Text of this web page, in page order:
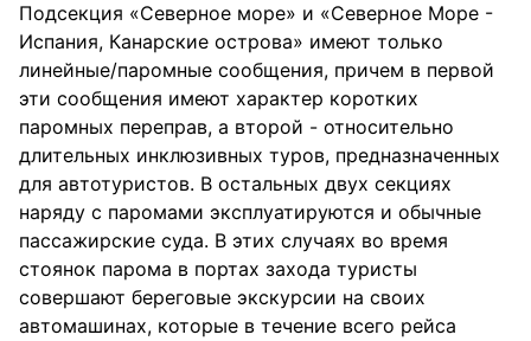
Подсекция «Северное море» и «Северное Море -
Испания, Канарские острова» имеют только
линейные/паромные сообщения, причем в первой
эти сообщения имеют характер коротких
паромных переправ, а второй - относительно
длительных инклюзивных туров, предназначенных
для автотуристов. В остальных двух секциях
наряду с паромами эксплуатируются и обычные
пассажирские суда. В этих случаях во время
стоянок парома в портах захода туристы
совершают береговые экскурсии на своих
автомашинах, которые в течение всего рейса